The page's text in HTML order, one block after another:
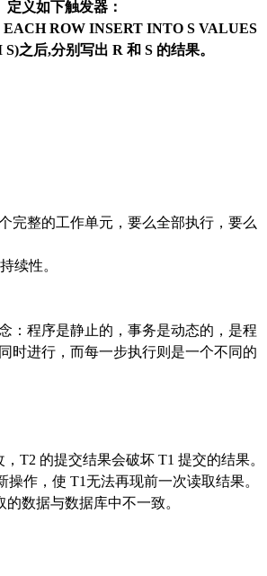
定义如下触发器：
ROW INSERT INTO S VALUES
之后,分别写出 R 和 S 的结果。
完整的工作单元，要么全部执行，要么
续性。
：程序是静止的，事务是动态的，是程
时进行，而每一步执行则是一个不同的
T2 的提交结果会破坏 T1 提交的结果。
作，使 T1无法再现前一次读取结果。
数据与数据库中不一致。